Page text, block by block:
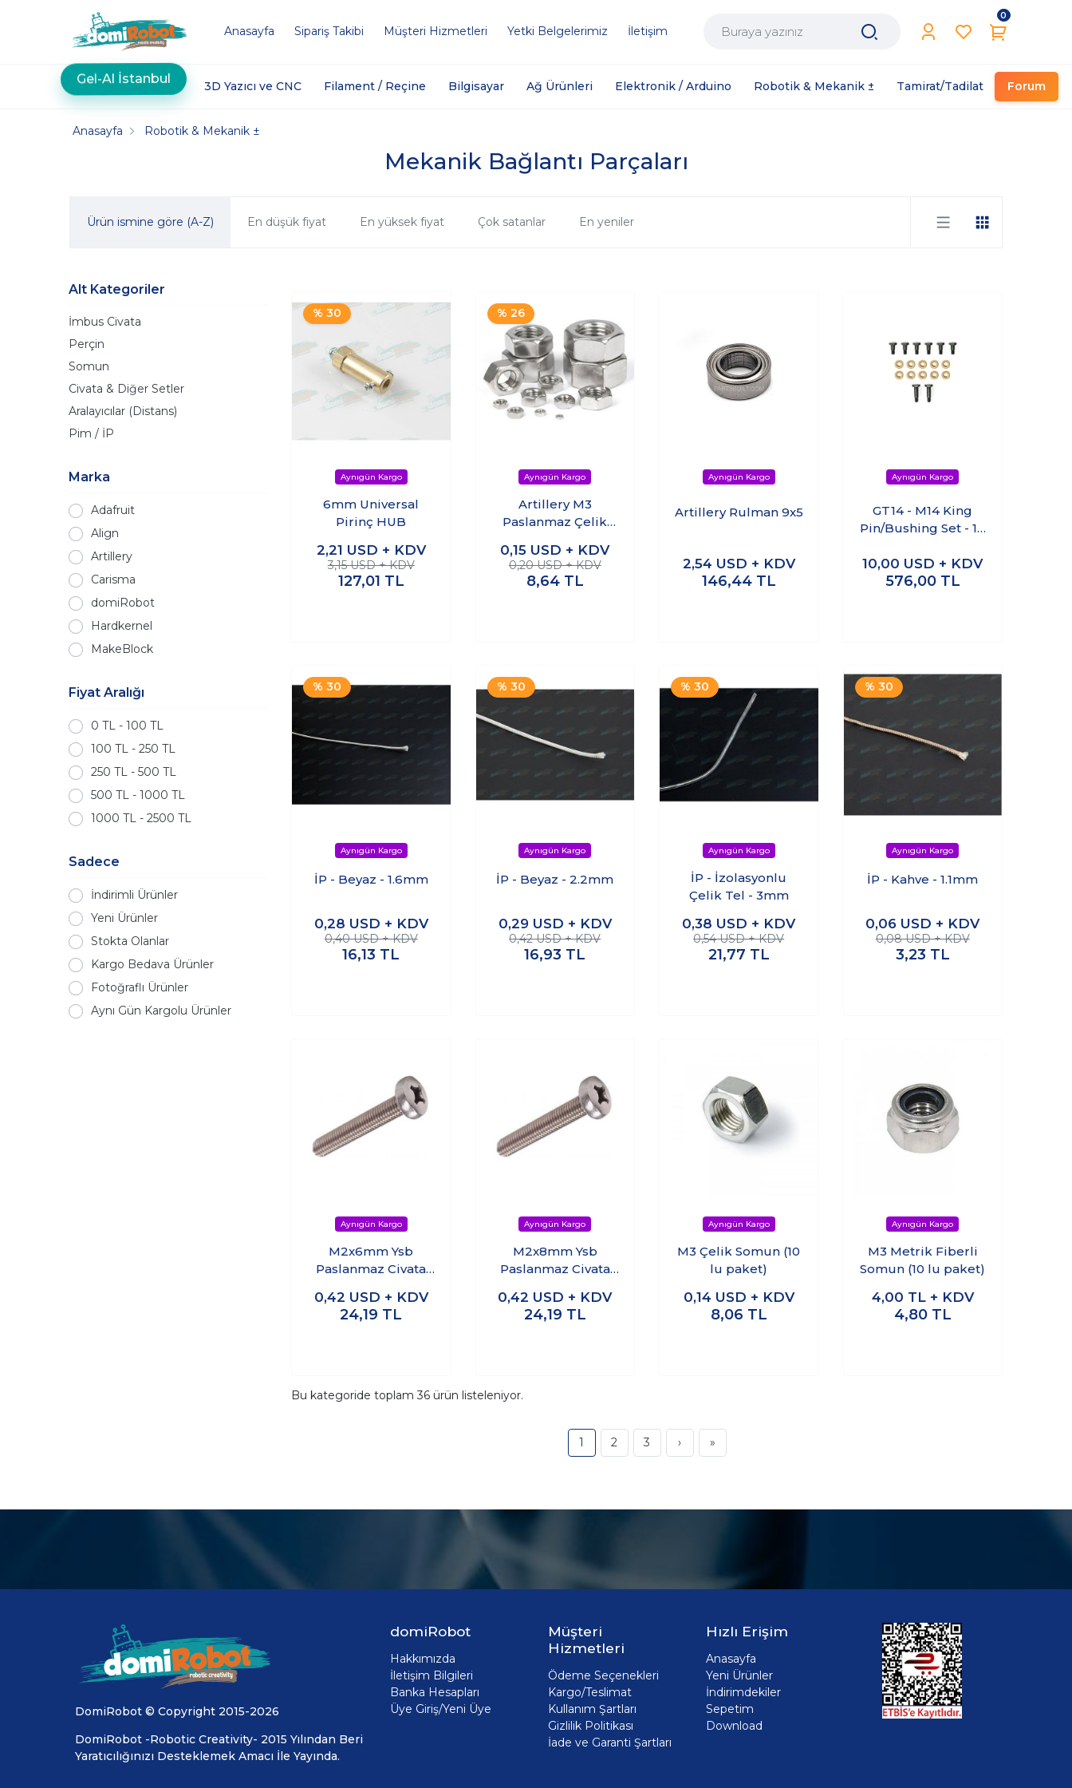
Anasayfa Sipariş Takibi Müşteri Hizmetleri Yetki Belgelerimiz İletişim
0
Gel-Al İstanbul 3D Yazıcı ve CNC Filament / Reçine Bilgisayar Ağ Ürünleri Elektronik / Arduino Robotik & Mekanik ± Tamirat/Tadilat Forum
Mekanik Bağlantı Parçaları
Anasayfa Robotik & Mekanik ±
Ürün ismine göre (A-Z) En düşük fiyat En yüksek fiyat Çok satanlar En yeniler
Alt Kategoriler
İmbus Civata
Perçin
Somun
Civata & Diğer Setler
Aralayıcılar (Distans)
Pim / İP
Marka
Adafruit
Align
Artillery
Carisma
domiRobot
Hardkernel
MakeBlock
Fiyat Aralığı
0 TL - 100 TL
100 TL - 250 TL
250 TL - 500 TL
500 TL - 1000 TL
1000 TL - 2500 TL
Sadece
İndirimli Ürünler
Yeni Ürünler
Stokta Olanlar
Kargo Bedava Ürünler
Fotoğraflı Ürünler
Aynı Gün Kargolu Ürünler
% 30
6mm Universal
Pirinç HUB
2,21 USD + KDV
3,15 USD + KDV
127,01 TL
% 26
Artillery M3
Paslanmaz Çelik
0,15 USD + KDV
0,20 USD + KDV
8,64 TL
Artillery Rulman 9x5
2,54 USD + KDV
146,44 TL
GT14 - M14 King
Pin/Bushing Set - 18
10,00 USD + KDV
576,00 TL
% 30
İP - Beyaz - 1.6mm
0,28 USD + KDV
0,40 USD + KDV
16,13 TL
% 30
İP - Beyaz - 2.2mm
0,29 USD + KDV
0,42 USD + KDV
16,93 TL
% 30
İP - İzolasyonlu
Çelik Tel - 3mm
0,38 USD + KDV
0,54 USD + KDV
21,77 TL
% 30
İP - Kahve - 1.1mm
0,06 USD + KDV
0,08 USD + KDV
3,23 TL
M2x6mm Ysb
Paslanmaz Civata
0,42 USD + KDV
24,19 TL
M2x8mm Ysb
Paslanmaz Civata
0,42 USD + KDV
24,19 TL
M3 Çelik Somun (10
lu paket)
0,14 USD + KDV
8,06 TL
M3 Metrik Fiberli
Somun (10 lu paket)
4,00 TL + KDV
4,80 TL
Bu kategoride toplam36 ürün listeleniyor.
1 2 3 › »
DomiRobot © Copyright 2015-2026
DomiRobot -Robotic Creativity- 2015 Yılından Beri
Yaratıcılığınızı Desteklemek Amacı İle Yayında.
domiRobot
Hakkımızda
İletişim Bilgileri
Banka Hesapları
Üye Giriş/Yeni Üye
Müşteri
Hizmetleri
Ödeme Seçenekleri
Kargo/Teslimat
Kullanım Şartları
Gizlilik Politikası
İade ve Garanti Şartları
Hızlı Erişim
Anasayfa
Yeni Ürünler
İndirimdekiler
Sepetim
Download